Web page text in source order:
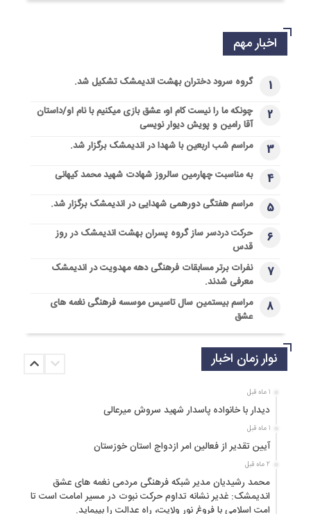
اخبار مهم
1 گروه سرود دختران بهشت اندیمشک تشکیل شد.
2
چونکه ما را نیست کام او، عشق بازی میکنیم با نام او/داستان
آقا رامین و پویش دیوار نویسی
3 مراسم شب اربعین با شهدا در اندیمشک برگزار شد.
4 به مناسبت چهارمین سالروز شهادت شهید محمد کیهانی
5 مراسم هفتگی دورهمی شهدایی در اندیمشک برگزار شد.
6
حرکت دردسر ساز گروه پسران بهشت اندیمشک در روز
قدس
7
نفرات برتر مسابقات فرهنگی دهه مهدویت در اندیمشک
معرفی شدند.
8
مراسم بیستمین سال تاسیس موسسه فرهنگی نغمه های
عشق
نوار زمان اخبار
1 ماه قبل
دیدار با خانواده پاسدار شهید سروش میرعالی
1 ماه قبل
آیین تقدیر از فعالین امر ازدواج استان خوزستان
2 ماه قبل
محمد رشیدیان مدیر شبکه فرهنگی مردمی نغمه های عشق
اندیمشک: غدیر نشانه تداوم حرکت نبوت در مسیر امامت است تا
امت اسلامی با فروغ نور ولایت، راه عدالت را بپیماید.